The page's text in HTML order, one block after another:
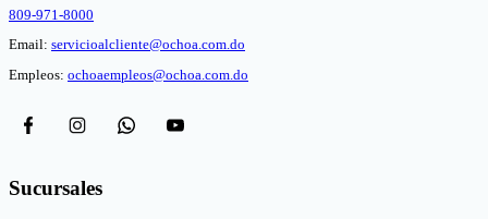
809-971-8000
Email: servicioalcliente@ochoa.com.do
Empleos: ochoaempleos@ochoa.com.do
Sucursales